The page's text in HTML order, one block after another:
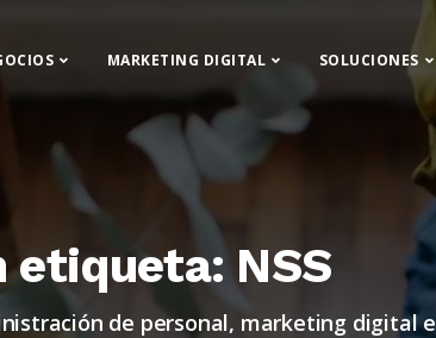
MARKETING DIGITAL SOLUCIONES
etiqueta: NSS
de personal, marketing digital e